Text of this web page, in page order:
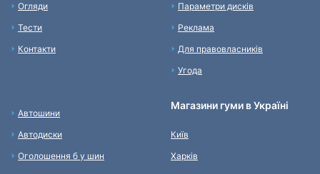
Огляди
Тести
Контакти
Параметри дисків
Реклама
Для правовласників
Угода
Автошини
Автодиски
Оголошення б у шин
Магазини гуми в Україні
Київ
Харків